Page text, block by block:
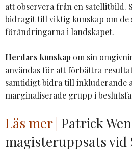
att observera från en satellitbild.
bidragit till viktig kunskap om de
förändringarna i landskapet.
Herdars kunskap om sin
användas för att förbättra
samtidigt bidra till inkluderande
marginaliserade grupp i
Läs mer | Patrick
magisteruppsats vid